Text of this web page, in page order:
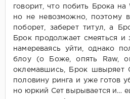
говорит, что побить Брока на
но не невозможно, поэтому
поборет, заберет титул, а
Брок продолжает смеяться и
намереваясь уйти, однако
блоу (о Боже, опять Raw,
оклемавшись, Брок швыряет
половину ринга и уже готов
но юркий Сет вырывается и…